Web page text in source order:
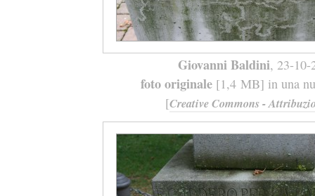
Giovanni Baldini, 23-10-
foto originale[1,4 MB] in una
[Creative Commons -